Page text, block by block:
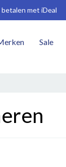
betalen met iDeal
Sale